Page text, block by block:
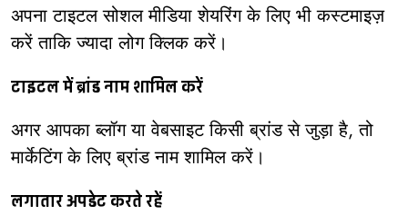
अपना टाइटल सोशल मीडिया शेयरिंग के लिए भी कस्टमाइज़
करें ताकि ज्यादा लोग क्लिक करें।
टाइटल में ब्रांड नाम शामिल करें
अगर आपका ब्लॉग या वेबसाइट किसी ब्रांड से जुड़ा है, तो
मार्केटिंग के लिए ब्रांड नाम शामिल करें।
लगातार अपडेट करते रहें